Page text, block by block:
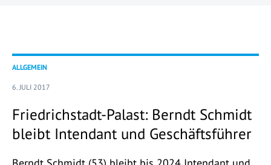
ALLGEMEIN
6. JULI 2017
Friedrichstadt-Palast: Berndt Schmidt
bleibt Intendant und Geschäftsführer